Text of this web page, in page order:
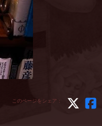
このページをシェア：